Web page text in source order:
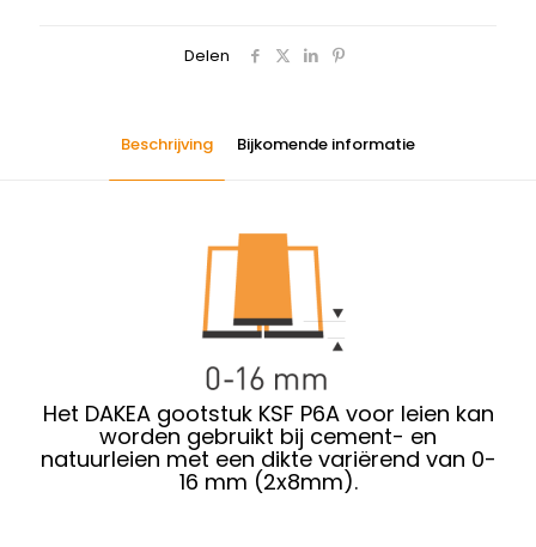
Delen
Beschrijving Bijkomende informatie
Het DAKEA gootstuk KSF P6A voor leien kan
worden gebruikt bij cement- en
natuurleien met een dikte variërend van 0-
16 mm (2x8mm).